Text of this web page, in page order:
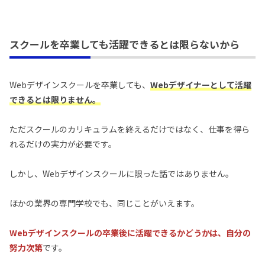
スクールを卒業しても活躍できるとは限らないから
Webデザインスクールを卒業しても、 Webデザイナーとして活躍
できるとは限りません。
ただスクールのカリキュラムを終えるだけではなく、仕事を得ら
れるだけの実力が必要です。
しかし、Webデザインスクールに限った話ではありません。
ほかの業界の専門学校でも、同じことがいえます。
Webデザインスクールの卒業後に活躍できるかどうかは、自分の
努力次第です。